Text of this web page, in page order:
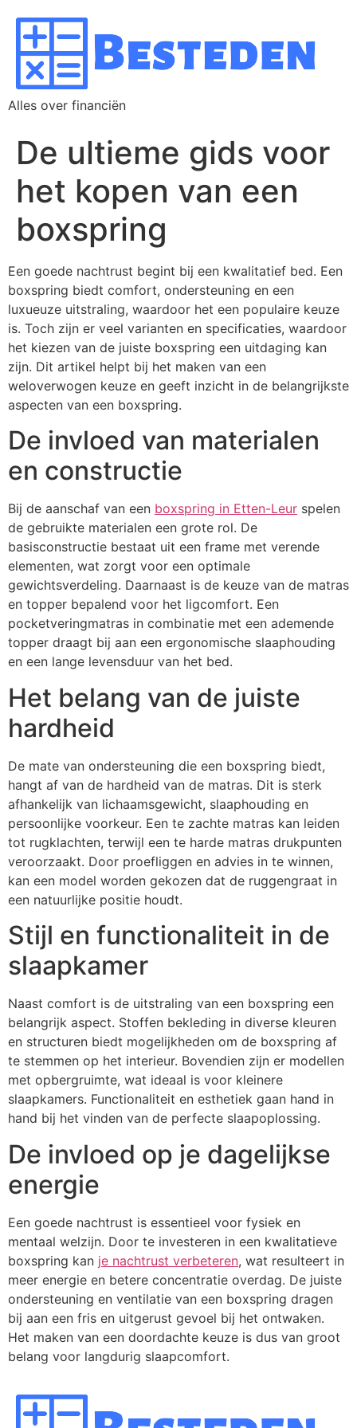
Alles over financiën
De ultieme gids voor
het kopen van een
boxspring
Een goede nachtrust begint bij een kwalitatief bed. Een
boxspring biedt comfort, ondersteuning en een
luxueuze uitstraling, waardoor het een populaire keuze
is. Toch zijn er veel varianten en specificaties, waardoor
het kiezen van de juiste boxspring een uitdaging kan
zijn. Dit artikel helpt bij het maken van een
weloverwogen keuze en geeft inzicht in de belangrijkste
aspecten van een boxspring.
De invloed van materialen
en constructie
Bij de aanschaf van een boxspring in Etten-Leur spelen
de gebruikte materialen een grote rol. De
basisconstructie bestaat uit een frame met verende
elementen, wat zorgt voor een optimale
gewichtsverdeling. Daarnaast is de keuze van de matras
en topper bepalend voor het ligcomfort. Een
pocketveringmatras in combinatie met een ademende
topper draagt bij aan een ergonomische slaaphouding
en een lange levensduur van het bed.
Het belang van de juiste
hardheid
De mate van ondersteuning die een boxspring biedt,
hangt af van de hardheid van de matras. Dit is sterk
afhankelijk van lichaamsgewicht, slaaphouding en
persoonlijke voorkeur. Een te zachte matras kan leiden
tot rugklachten, terwijl een te harde matras drukpunten
veroorzaakt. Door proefliggen en advies in te winnen,
kan een model worden gekozen dat de ruggengraat in
een natuurlijke positie houdt.
Stijl en functionaliteit in de
slaapkamer
Naast comfort is de uitstraling van een boxspring een
belangrijk aspect. Stoffen bekleding in diverse kleuren
en structuren biedt mogelijkheden om de boxspring af
te stemmen op het interieur. Bovendien zijn er modellen
met opbergruimte, wat ideaal is voor kleinere
slaapkamers. Functionaliteit en esthetiek gaan hand in
hand bij het vinden van de perfecte slaapoplossing.
De invloed op je dagelijkse
energie
Een goede nachtrust is essentieel voor fysiek en
mentaal welzijn. Door te investeren in een kwalitatieve
boxspring kan je nachtrust verbeteren, wat resulteert in
meer energie en betere concentratie overdag. De juiste
ondersteuning en ventilatie van een boxspring dragen
bij aan een fris en uitgerust gevoel bij het ontwaken.
Het maken van een doordachte keuze is dus van groot
belang voor langdurig slaapcomfort.